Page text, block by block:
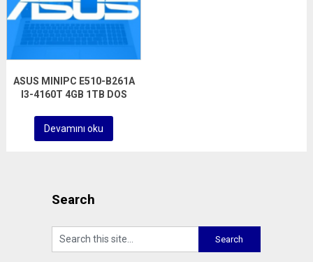
ASUS MINIPC E510-B261A
I3-4160T 4GB 1TB DOS
Devamını oku
Search